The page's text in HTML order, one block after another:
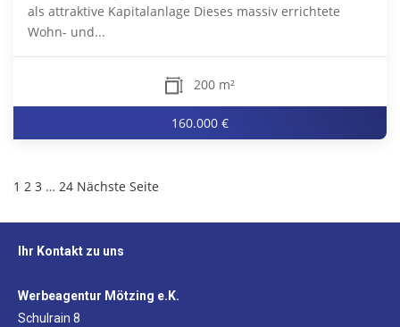
als attraktive Kapitalanlage Dieses massiv errichtete
Wohn- und...
200 m²
160.000 €
1 2 3 … 24 Nächste Seite
Ihr Kontakt zu uns
Werbeagentur Mötzing e.K.
Schulrain 8